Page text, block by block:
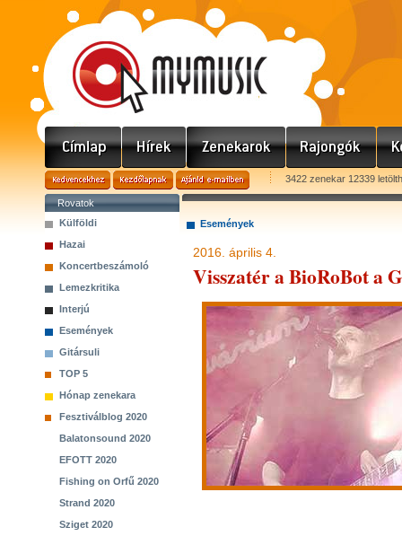
3422 zenekar 12339
Rovatok
Külföldi
Hazai
Koncertbeszámoló
Lemezkritika
Interjú
Események
Gitársuli
TOP 5
Hónap zenekara
Fesztiválblog 2020
Balatonsound 2020
EFOTT 2020
Fishing on Orfű 2020
Strand 2020
Sziget 2020
Események
2016. április 4.
Visszatér a BioRoBot a